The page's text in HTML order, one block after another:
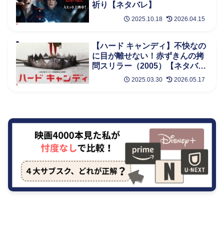
祈り【ネタバレ】
2025.10.18 2026.04.15
【ハード キャンディ】不快なの
に目が離せない！赤ずきんの拷
問スリラー（2005）【ネタバレ
2025.03.30 2026.05.17